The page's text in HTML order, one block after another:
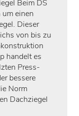
Beim DS
einen
Dieser
von bis zu
handelt es
Press-
bessere
Norm
Dachziegel